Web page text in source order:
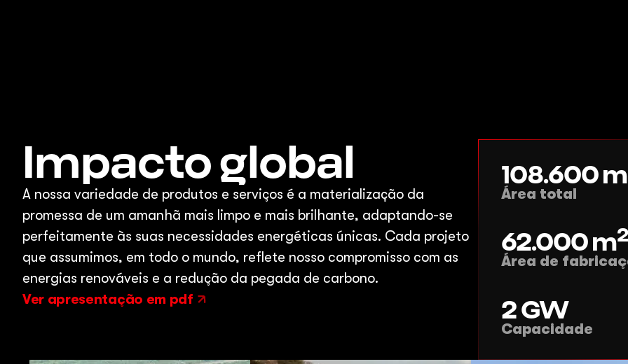
Impacto global
A nossa variedade de produtos e serviços é a materialização da
promessa de um amanhã mais limpo e mais brilhante, adaptando-se
perfeitamente às suas necessidades energéticas únicas. Cada projeto
que assumimos, em todo o mundo, reflete nosso compromisso com as
energias renováveis e a redução da pegada de carbono.
Ver apresentação em pdf
108.600m
Área total
62.000m
Área de
2GW
Capacidade